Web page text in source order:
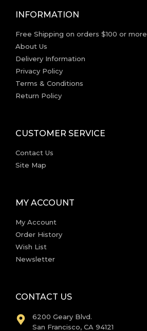
INFORMATION
Free Shipping on orders $100 or more
About Us
Delivery Information
Privacy Policy
Terms & Conditions
Return Policy
CUSTOMER SERVICE
Contact Us
Site Map
MY ACCOUNT
My Account
Order History
Wish List
Newsletter
CONTACT US
6200 Geary Blvd.
San Francisco, CA 94121